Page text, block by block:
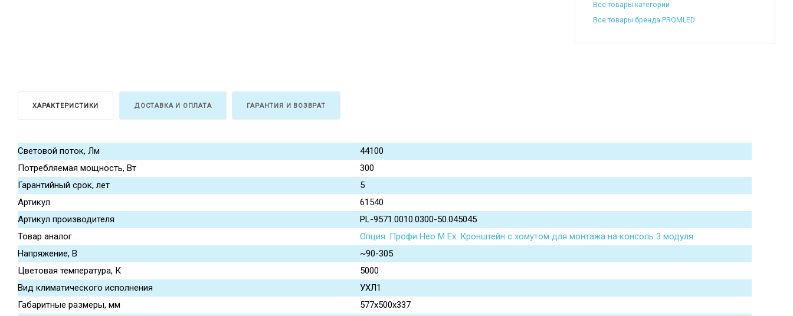
Все товары категории
Все товары бренда PROMLED
ХАРАКТЕРИСТИКИ ДОСТАВКА И ОПЛАТА ГАРАНТИЯ И ВОЗВРАТ
Световой поток, Лм
44100
Потребляемая мощность, Вт
300
Гарантийный срок, лет
5
Артикул
61540
Артикул производителя
PL-9571.0010.0300-50.045045
Товар аналог
Опция. Профи Нео M Ex. Кронштейн с хомутом для монтажа на консоль 3 модуля
Напряжение, В
~90-305
Цветовая температура, К
5000
Вид климатического исполнения
УХЛ1
Габаритные размеры, мм
577х500х337